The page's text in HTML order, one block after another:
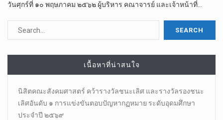
วัน​ศุกร์​ที่​ ๑๐​ พฤษภาคม​ ๒๕๖๒​ ผู้บริหาร​ คณาจารย์​ และ​เจ้า​หน้าที่​…
เนื้อหาที่น่าสนใจ
นิสิตคณะสังคมศาสตร์​ คว้ารางวัลชนะเลิศ และรางวัลรองชนะ
เลิศอันดับ ๑ การแข่งขันตอบปัญหากฏหมาย ระดับอุดมศึกษา
ประจำปี ๒๕๖๙